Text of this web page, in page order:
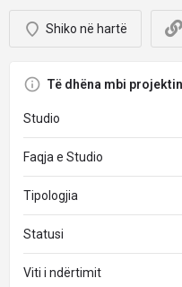
Shiko në hartë
Të dhëna mbi projektin
Studio
Faqja e Studio
Tipologjia
Statusi
Viti i ndërtimit